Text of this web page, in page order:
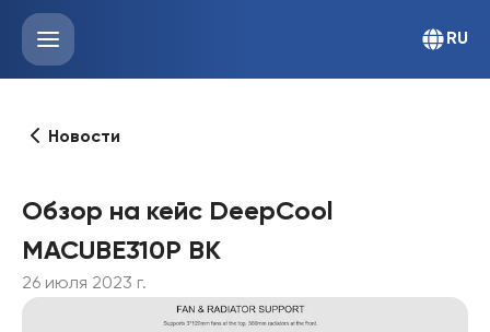
RU
Новости
Обзор на кейс DeepCool
MACUBE310P BK
26 июля 2023 г.